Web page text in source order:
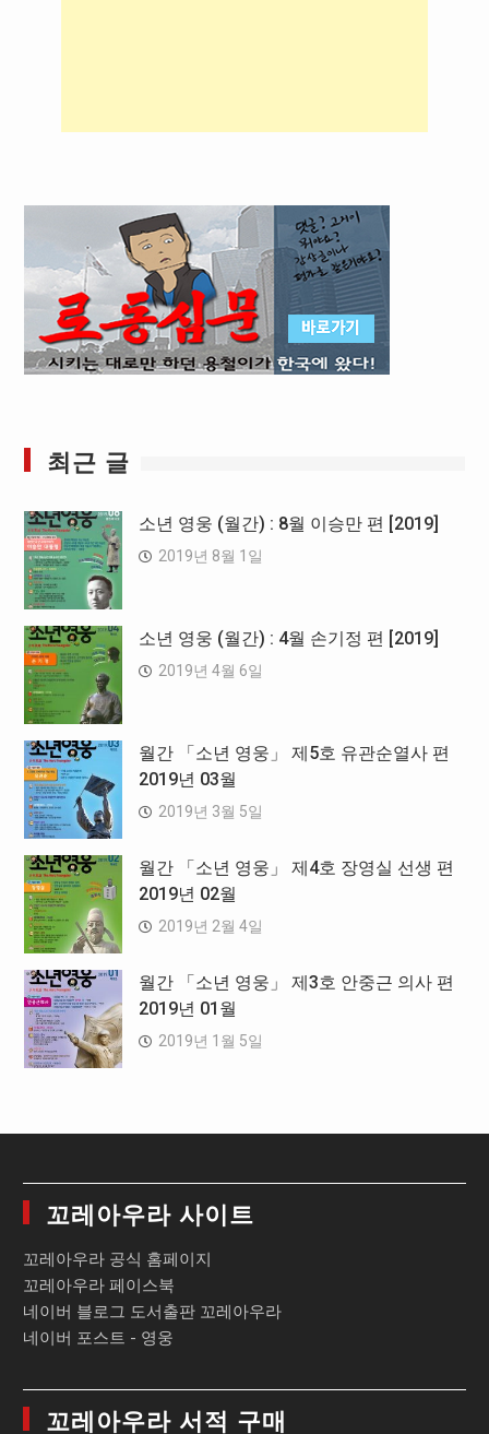
최근 글
소년 영웅 (월간) : 8월 이승만 편 [2019]
2019년 8월 1일
소년 영웅 (월간) : 4월 손기정 편 [2019]
2019년 4월 6일
월간 「소년 영웅」 제5호 유관순열사 편
2019년 03월
2019년 3월 5일
월간 「소년 영웅」 제4호 장영실 선생 편
2019년 02월
2019년 2월 4일
월간 「소년 영웅」 제3호 안중근 의사 편
2019년 01월
2019년 1월 5일
꼬레아우라 사이트
꼬레아우라 공식 홈페이지
꼬레아우라 페이스북
네이버 블로그 도서출판 꼬레아우라
네이버 포스트 - 영웅
꼬레아우라 서적 구매